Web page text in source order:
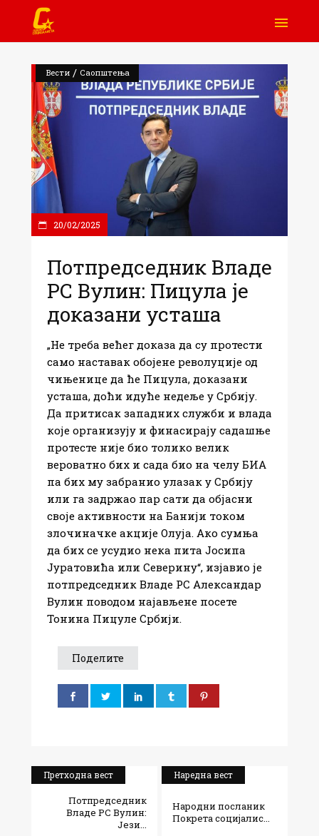
Вести / Саопштења
20/02/2025
Потпредседник Владе
РС Вулин: Пицула је
доказани усташа
„Не треба већег доказа да су протести
само наставак обојене револуције од
чињенице да ће Пицула, доказани
усташа, доћи идуће недеље у Србију.
Да притисак западних служби и влада
које организују и финасирају садашње
протесте није био толико велик
вероватно бих и сада био на челу БИА
па бих му забранио улазак у Србију
или га задржао пар сати да објасни
своје активности на Банији током
злочиначке акције Олуја. Ако сумња
да бих се усудио нека пита Јосипа
Јуратовића или Северину“, изјавио је
потпредседник Владе РС Александар
Вулин поводом најављене посете
Тонина Пицуле Србији.
Поделите
Претходна вест
Потпредседник
Владе РС Вулин:
Јези...
Наредна вест
Народни посланик
Покрета социјалис...